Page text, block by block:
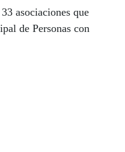
asociaciones que
de Personas con